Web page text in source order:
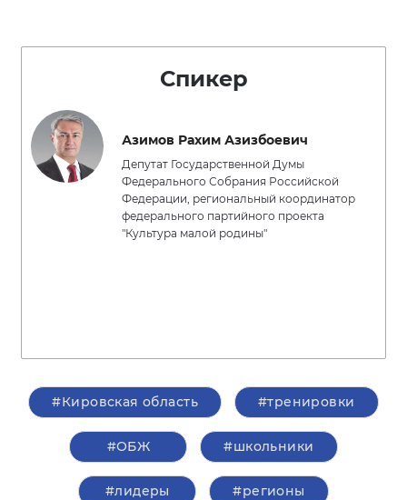
Спикер
Азимов Рахим Азизбоевич
Депутат Государственной Думы
Федерального Собрания Российской
Федерации, региональный координатор
федерального партийного проекта
"Культура малой родины"
#Кировская область #тренировки
#ОБЖ #школьники
#лидеры #регионы